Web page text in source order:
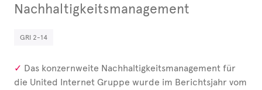
Nachhaltigkeitsmanagement
GRI 2-14
Das konzernweite Nachhaltigkeitsmanagement für
die United Internet Gruppe wurde im Berichtsjahr vom